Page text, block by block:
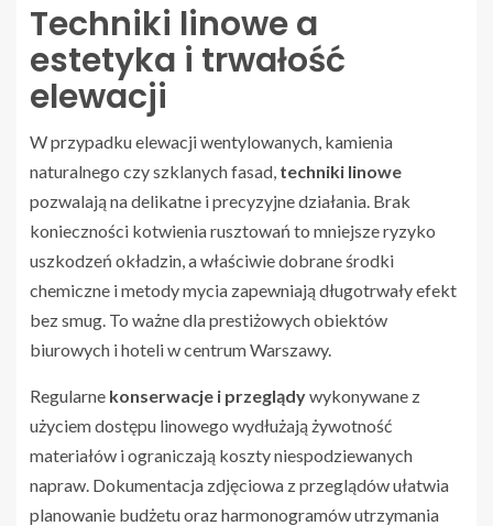
Techniki linowe a
estetyka i trwałość
elewacji
W przypadku elewacji wentylowanych, kamienia
naturalnego czy szklanych fasad, techniki linowe
pozwalają na delikatne i precyzyjne działania. Brak
konieczności kotwienia rusztowań to mniejsze ryzyko
uszkodzeń okładzin, a właściwie dobrane środki
chemiczne i metody mycia zapewniają długotrwały efekt
bez smug. To ważne dla prestiżowych obiektów
biurowych i hoteli w centrum Warszawy.
Regularne konserwacje i przeglądywykonywane z
użyciem dostępu linowego wydłużają żywotność
materiałów i ograniczają koszty niespodziewanych
napraw. Dokumentacja zdjęciowa z przeglądów ułatwia
planowanie budżetu oraz harmonogramów utrzymania